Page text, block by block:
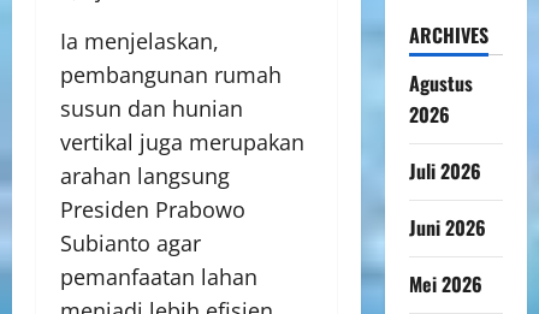
Ia menjelaskan,
pembangunan rumah
susun dan hunian
vertikal juga merupakan
arahan langsung
Presiden Prabowo
Subianto agar
pemanfaatan lahan
ARCHIVES
Agustus
2026
Juli 2026
Juni 2026
Mei 2026